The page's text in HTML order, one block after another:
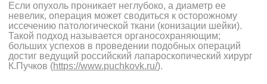
Если опухоль проникает неглубоко, а диаметр ее
невелик, операция может сводиться к осторожному
иссечению патологической ткани (конизации шейки).
Такой подход называется органосохраняющим;
больших успехов в проведении подобных операций
достиг ведущий российский лапароскопический хирург
К.Пучков (https://www.puchkovk.ru/).